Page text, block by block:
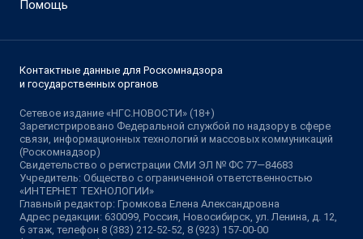
Помощь
Контактные данные для Роскомнадзора
и государственных органов
Сетевое издание «НГС.НОВОСТИ» (18+)
Зарегистрировано Федеральной службой по надзору в сфере
связи, информационных технологий и массовых коммуникаций
(Роскомнадзор)
Свидетельство о регистрации СМИ ЭЛ № ФС 77—84683
Учредитель: Общество с ограниченной ответственностью
«ИНТЕРНЕТ ТЕХНОЛОГИИ»
Главный редактор: Громкова Елена Александровна
Адрес редакции: 630099, Россия, Новосибирск, ул. Ленина, д. 12,
6 этаж, телефон 8 (383) 212-52-52, 8 (923) 157-00-00